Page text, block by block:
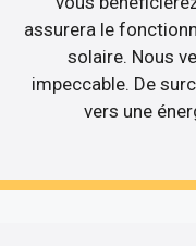
assurera le
solaire. Nous
impeccable. De
vers une